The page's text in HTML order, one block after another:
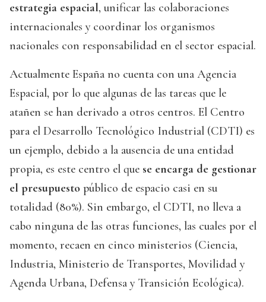
estrategia espacial, unificar las colaboraciones
internacionales y coordinar los organismos
nacionales con responsabilidad en el sector espacial.
Actualmente España no cuenta con una Agencia
Espacial, por lo que algunas de las tareas que le
atañen se han derivado a otros centros. El Centro
para el Desarrollo Tecnológico Industrial (CDTI) es
un ejemplo, debido a la ausencia de una entidad
propia, es este centro el que se encarga de gestionar
el presupuesto público de espacio casi en su
totalidad (80%). Sin embargo, el CDTI, no lleva a
cabo ninguna de las otras funciones, las cuales por el
momento, recaen en cinco ministerios (Ciencia,
Industria, Ministerio de Transportes, Movilidad y
Agenda Urbana, Defensa y Transición Ecológica).